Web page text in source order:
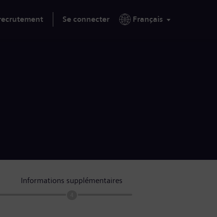
Se connecter Français
Informations supplémentaires